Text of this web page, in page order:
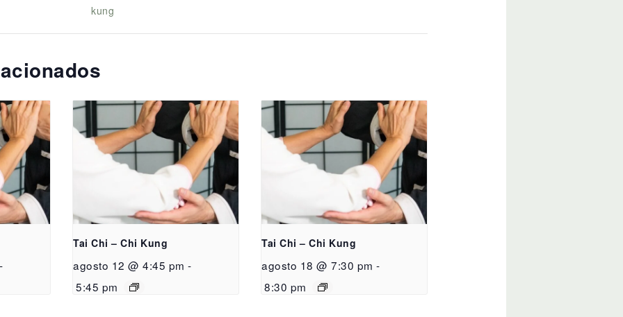
kung
-
Tai Chi – Chi Kung
agosto 12 @ 4:45 pm -
5:45 pm
Tai Chi – Chi Kung
agosto 18 @ 7:30 pm -
8:30 pm